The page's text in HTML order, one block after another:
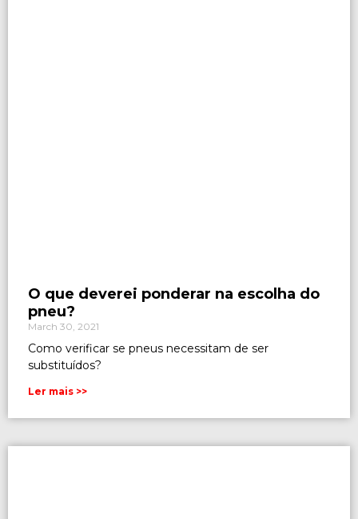
O que deverei ponderar na escolha do
pneu?
March 30, 2021
Como verificar se pneus necessitam de ser
substituídos?
Ler mais >>